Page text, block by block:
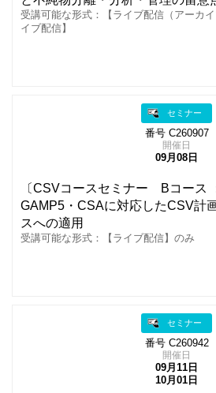
受講可能な形式：【ライブ配信（アーカ
イブ配信】
セミナー
番号 C260907
開催日
09月08日
〔CSVコースセミナー Bコース
GAMP5・CSAに対応したCSV計
スへの適用
受講可能な形式：【ライブ配信】のみ
セミナー
番号 C260942
開催日
09月11日
10月01日